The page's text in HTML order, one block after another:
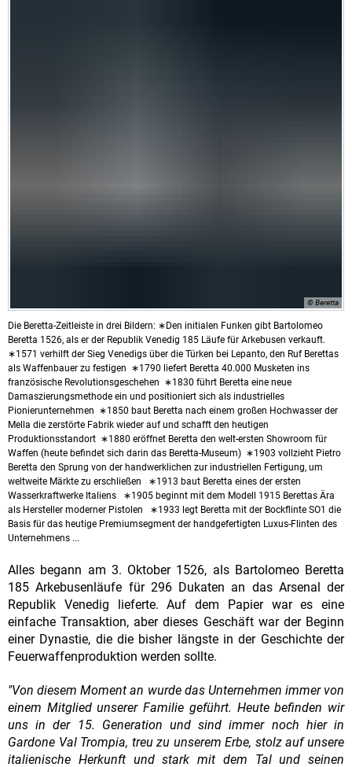
© Beretta
Die Beretta-Zeitleiste in drei Bildern: ∗Den initialen Funken gibt Bartolomeo
Beretta 1526, als er der Republik Venedig 185 Läufe für Arkebusen verkauft.
∗1571 verhilft der Sieg Venedigs über die Türken bei Lepanto, den Ruf Berettas
als Waffenbauer zu festigen ∗1790 liefert Beretta 40.000 Musketen ins
französische Revolutionsgeschehen ∗1830 führt Beretta eine neue
Damaszierungsmethode ein und positioniert sich als industrielles
Pionierunternehmen ∗1850 baut Beretta nach einem großen Hochwasser der
Mella die zerstörte Fabrik wieder auf und schafft den heutigen
Produktionsstandort ∗1880 eröffnet Beretta den welt-ersten Showroom für
Waffen (heute befindet sich darin das Beretta-Museum) ∗1903 vollzieht Pietro
Beretta den Sprung von der handwerklichen zur industriellen Fertigung, um
weltweite Märkte zu erschließen ∗1913 baut Beretta eines der ersten
Wasserkraftwerke Italiens ∗1905 beginnt mit dem Modell 1915 Berettas Ära
als Hersteller moderner Pistolen ∗1933 legt Beretta mit der Bockflinte SO1 die
Basis für das heutige Premiumsegment der handgefertigten Luxus-Flinten des
Unternehmens ...
Alles begann am 3. Oktober 1526, als Bartolomeo Beretta
185 Arkebusenläufe für 296 Dukaten an das Arsenal der
Republik Venedig lieferte. Auf dem Papier war es eine
einfache Transaktion, aber dieses Geschäft war der Beginn
einer Dynastie, die die bisher längste in der Geschichte der
Feuerwaffenproduktion werden sollte.
"Von diesem Moment an wurde das Unternehmen immer von
einem Mitglied unserer Familie geführt. Heute befinden wir
uns in der 15. Generation und sind immer noch hier in
Gardone Val Trompia, treu zu unserem Erbe, stolz auf unsere
italienische Herkunft und stark mit dem Tal und seinen